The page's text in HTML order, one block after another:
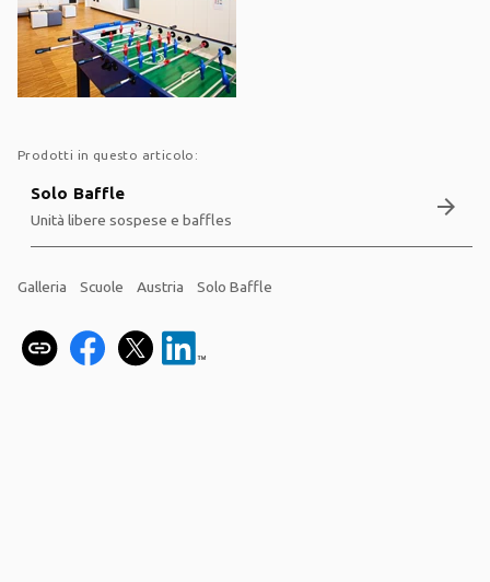
Prodotti in questo articolo:
Solo Baffle
Unità libere sospese e baffles arrow_forward
Galleria Scuole Austria Solo Baffle